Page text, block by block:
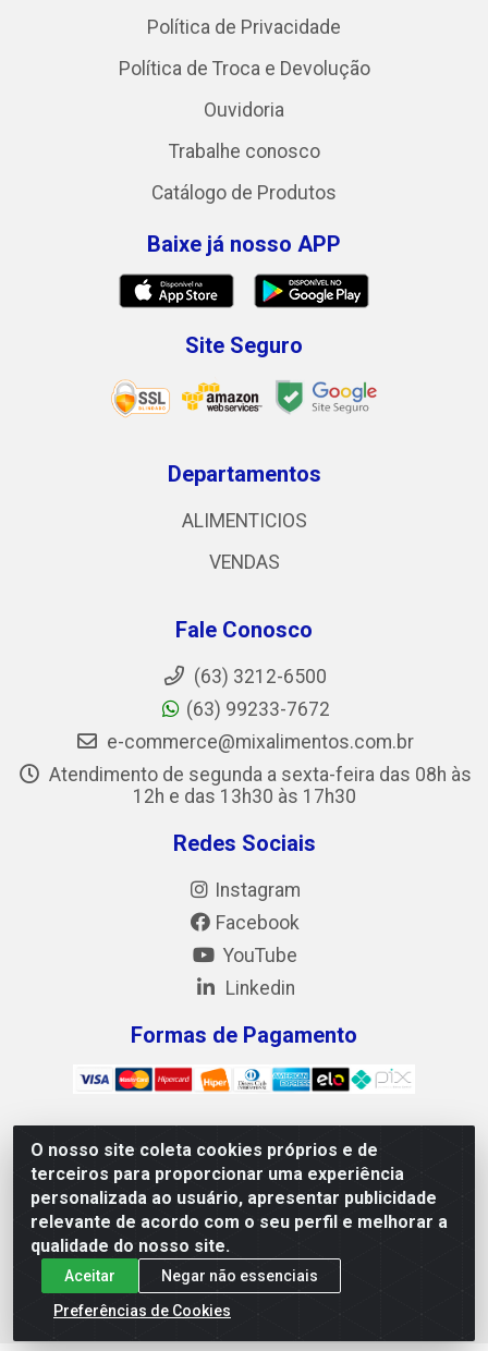
O nosso site coleta cookies próprios e de
terceiros para proporcionar uma experiência
personalizada ao usuário, apresentar publicidade
relevante de acordo com o seu perfil e melhorar a
qualidade do nosso site.
Aceitar
Negar não essenciais
Preferências de Cookies
Política de Privacidade
Política de Troca e Devolução
Ouvidoria
Trabalhe conosco
Catálogo de Produtos
Baixe já nosso APP
Site Seguro
Departamentos
ALIMENTICIOS
VENDAS
Fale Conosco
(63) 3212-6500
(63) 99233-7672
e-commerce@mixalimentos.com.br
Atendimento de segunda a sexta-feira das 08h às
12h e das 13h30 às 17h30
Redes Sociais
Instagram
Facebook
YouTube
Linkedin
Formas de Pagamento
Mix Alimentos LTDA - Quadra Asr Ne 55 (412 Norte), Alameda
02, S/N - Plano Diretor Norte, Palmas/TO - CEP 77.006-540 -
CNPJ 05.922.500/0001-02